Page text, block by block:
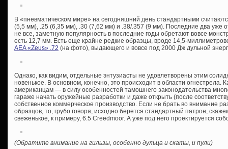
В «пневматическом мире» на сегодняшний день стандартными
(5,5 мм), .25 (6,35 мм), .30 (7,62 мм) и .38/.357 (9 мм). Последние два уже
не все, заметную популярность в последние годы обретают вовсе
есть 12,7 мм. Есть еще крайне редкие образцы, вроде 14,5-
AEA «Zeus» .72 (на фото), выдающего и вовсе под 2000 Дж дульной
Однако, как видим, отдельные энтузиасты не удовлетворены этим
новенькое. В основном, конечно, это происходит в области огнестрела.
американцам — в силу особенностей тамошнего законодательства
гараже начать оружейные разработки и даже открыть (после
собственное коммерческое производство. Если не брать во внимание
образцов, то, грубо говоря, исходно берется стандартный патрон,
свеженькое, к примеру, 6.5 Creedmoor. А уже под него проектируется
(Обратите внимание на гильзы, особенно дульца и скаты, и пули)